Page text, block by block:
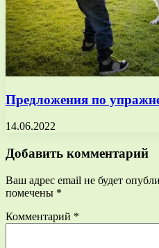
Предложения по
14.06.2022
Добавить комментарий
Ваш адрес email не будет
помечены *
Комментарий *